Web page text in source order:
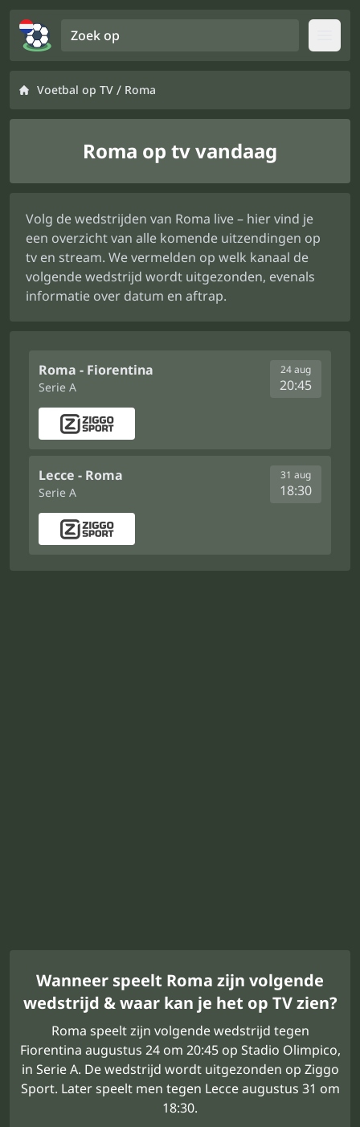
Voetbal op TV / Roma
Roma op tv vandaag
Volg de wedstrijden van Roma live – hier vind je
een overzicht van alle komende uitzendingen op
tv en stream. We vermelden op welk kanaal de
volgende wedstrijd wordt uitgezonden, evenals
informatie over datum en aftrap.
Roma - Fiorentina
Serie A
24 aug
20:45
Lecce - Roma
Serie A
31 aug
18:30
Wanneer speelt Roma zijn volgende
wedstrijd & waar kan je het op TV zien?
Roma speelt zijn volgende wedstrijd tegen
Fiorentina augustus 24 om 20:45 op Stadio Olimpico,
in Serie A. De wedstrijd wordt uitgezonden op Ziggo
Sport. Later speelt men tegen Lecce augustus 31 om
18:30.